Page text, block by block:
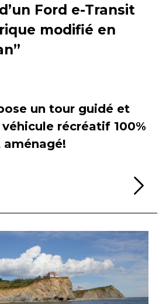
Ford e-Transit
modifié en
un tour guidé et
récréatif 100%